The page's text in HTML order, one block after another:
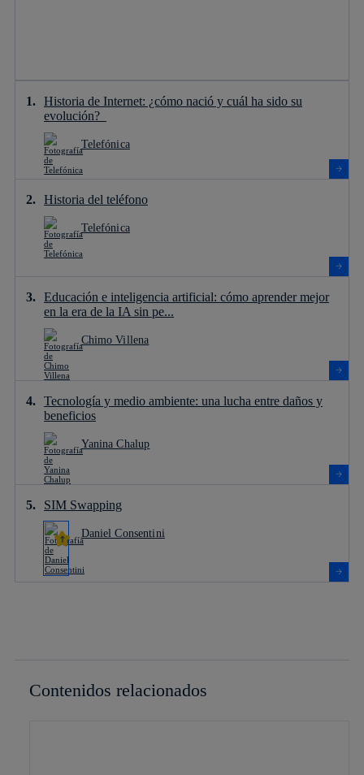
Historia de Internet: ¿cómo nació y cuál ha sido su
evolución?
Telefónica
Historia del teléfono
Telefónica
Educación e inteligencia artificial: cómo aprender mejor
en la era de la IA sin pe...
Chimo Villena
Tecnología y medio ambiente: una lucha entre daños y
beneficios
Yanina Chalup
SIM Swapping
Daniel Consentini
Contenidos relacionados